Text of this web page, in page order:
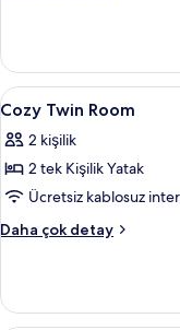
fotoğrafları
görün
No
Window
hakkında
daha
fazla
detay
Cozy
Twin
Room
için
tüm
fotoğrafları
4
Cozy Twin Room
2 kişilik
2 tek Kişilik Yatak
Ücretsiz kablosuz
Daha çok detay
Cozy
daha